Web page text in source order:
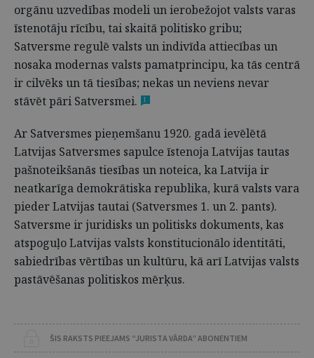
orgānu uzvedības modeli un ierobežojot valsts varas
īstenotāju rīcību, tai skaitā politisko gribu;
Satversme regulē valsts un indivīda attiecības un
nosaka modernas valsts pamatprincipu, ka tās centrā
ir cilvēks un tā tiesības; nekas un neviens nevar
stāvēt pāri Satversmei.
1
Ar Satversmes pieņemšanu 1920. gadā ievēlētā
Latvijas Satversmes sapulce īstenoja Latvijas tautas
pašnoteikšanās tiesības un noteica, ka Latvija ir
neatkarīga demokrātiska republika, kurā valsts vara
pieder Latvijas tautai (Satversmes 1. un 2. pants).
Satversme ir juridisks un politisks dokuments, kas
atspoguļo Latvijas valsts konstitucionālo identitāti,
sabiedrības vērtības un kultūru, kā arī Latvijas valsts
pastāvēšanas politiskos mērķus.
ŠIS RAKSTS PIEEJAMS “JURISTA VĀRDA” ABONENTIEM